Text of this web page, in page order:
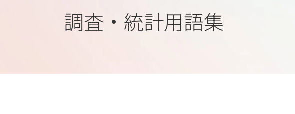
調査・統計用語集